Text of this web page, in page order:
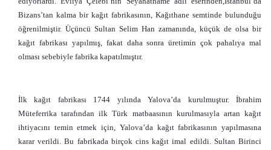
Bizans’tan kalma bir kağıt fabrikasının, Kağıthane semtinde bulunduğu
öğrenilmiştir. Üçüncü Sultan Selim Han zamanında, küçük de olsa bir
kağıt fabrikası yapılmış, fakat daha sonra üretimin çok pahalıya mal
olması sebebiyle fabrika kapatılmıştır.
İlk kağıt fabrikası 1744 yılında Yalova’da kurulmuştur. İbrahim
Müteferrika tarafından ilk Türk matbaasının kurulmasıyla artan kağıt
ihtiyacını temin etmek için, Yalova’da kağıt fabrikasının yapılmasına
karar verildi. Bu fabrikada birçok cins kağıt imal edildi. Sultan Birinci